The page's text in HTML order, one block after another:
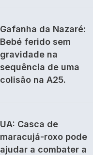
Gafanha da Nazaré:
Bebé ferido sem
gravidade na
sequência de uma
colisão na A25.
UA: Casca de
maracujá-roxo pode
ajudar a combater a